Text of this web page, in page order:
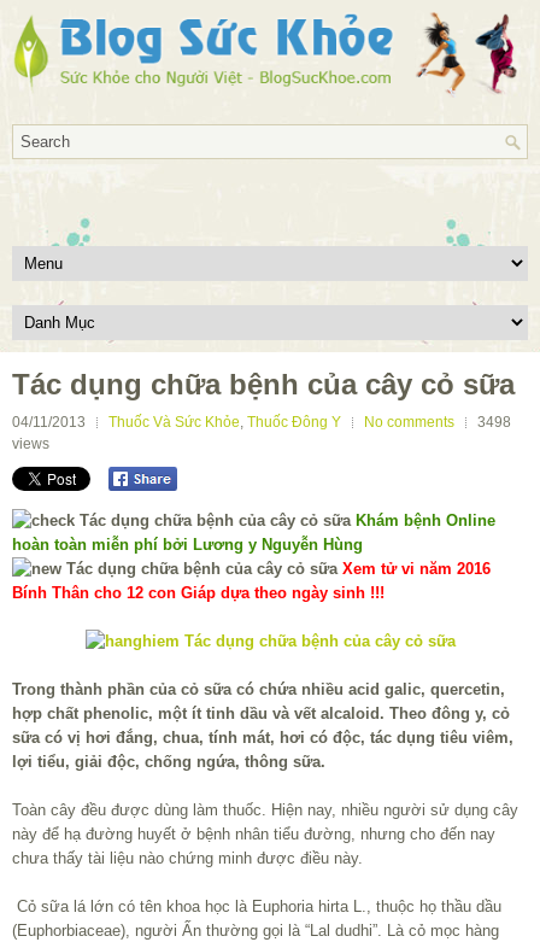
Tác dụng chữa bệnh của cây cỏ sữa
04/11/2013 Thuốc Và Sức Khỏe, Thuốc Đông Y No comments
3498
views
Khám bệnh Online
hoàn toàn miễn phí bởi Lương y Nguyễn Hùng
Xem tử vi năm 2016
Bính Thân cho 12 con Giáp dựa theo ngày sinh !!!
Trong thành phần của cỏ sữa có chứa nhiều acid galic, quercetin,
hợp chất phenolic, một ít tinh dầu và vết alcaloid. Theo đông y, cỏ
sữa có vị hơi đắng, chua, tính mát, hơi có độc, tác dụng tiêu viêm,
lợi tiểu, giải độc, chống ngứa, thông sữa.
Toàn cây đều được dùng làm thuốc. Hiện nay, nhiều người sử dụng cây
này để hạ đường huyết ở bệnh nhân tiểu đường, nhưng cho đến nay
chưa thấy tài liệu nào chứng minh được điều này.
Cỏ sữa lá lớn có tên khoa học là Euphoria hirta L., thuộc họ thầu dầu
(Euphorbiaceae), người Ấn thường gọi là “Lal dudhi”. Là cỏ mọc hàng